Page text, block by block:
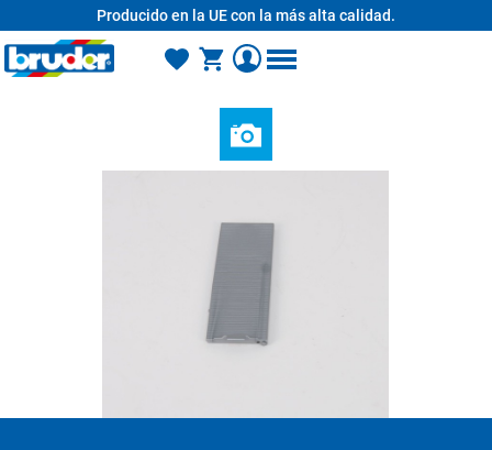
Producido en la UE con la más alta calidad.